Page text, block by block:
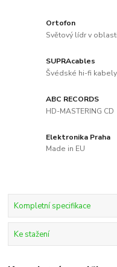
Ortofon
Světový lídr v
SUPRAcables
Švédské hi-fi
ABC RECORDS
HD-MASTERING CD
Elektronika Praha
Made in EU
Kompletní specifikace
Ke stažení